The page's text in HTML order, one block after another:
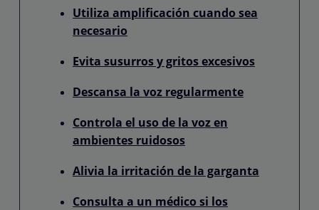
Utiliza amplificación cuando sea
necesario
Evita susurros y gritos excesivos
Descansa la voz regularmente
Controla el uso de la voz en
ambientes ruidosos
Alivia la irritación de la garganta
Consulta a un médico si los